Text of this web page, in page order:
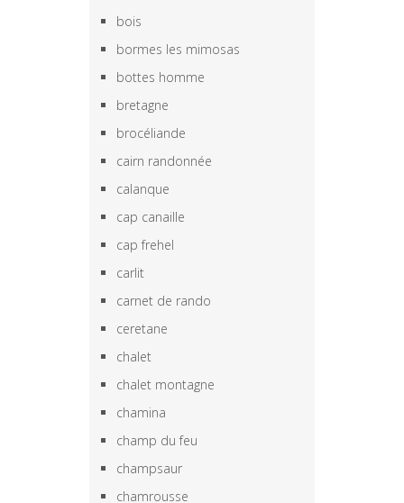
bois
bormes les mimosas
bottes homme
bretagne
brocéliande
cairn randonnée
calanque
cap canaille
cap frehel
carlit
carnet de rando
ceretane
chalet
chalet montagne
chamina
champ du feu
champsaur
chamrousse